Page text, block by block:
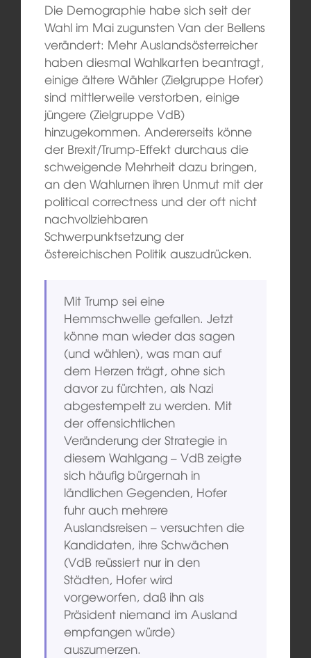
Die Demographie habe sich seit der
Wahl im Mai zugunsten Van der Bellens
verändert: Mehr Auslandsösterreicher
haben diesmal Wahlkarten beantragt,
einige ältere Wähler (Zielgruppe Hofer)
sind mittlerweile verstorben, einige
jüngere (Zielgruppe VdB)
hinzugekommen. Andererseits könne
der Brexit/Trump-Effekt durchaus die
schweigende Mehrheit dazu bringen,
an den Wahlurnen ihren Unmut mit der
political correctness und der oft nicht
nachvollziehbaren
Schwerpunktsetzung der
östereichischen Politik auszudrücken.
Mit Trump sei eine
Hemmschwelle gefallen. Jetzt
könne man wieder das sagen
(und wählen), was man auf
dem Herzen trägt, ohne sich
davor zu fürchten, als Nazi
abgestempelt zu werden. Mit
der offensichtlichen
Veränderung der Strategie in
diesem Wahlgang – VdB zeigte
sich häufig bürgernah in
ländlichen Gegenden, Hofer
fuhr auch mehrere
Auslandsreisen – versuchten die
Kandidaten, ihre Schwächen
(VdB reüssiert nur in den
Städten, Hofer wird
vorgeworfen, daß ihn als
Präsident niemand im Ausland
empfangen würde)
auszumerzen.